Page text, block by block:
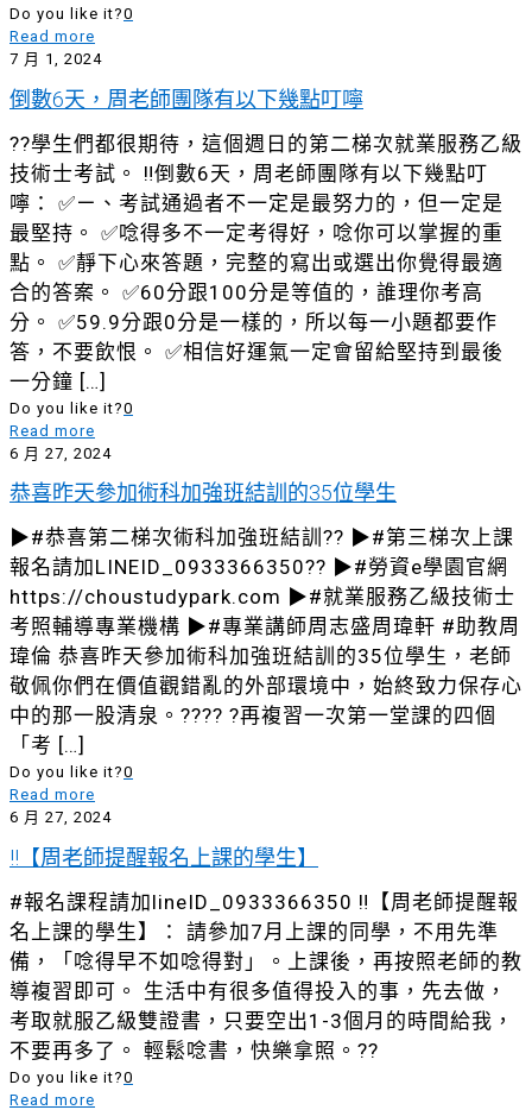
Do you like it?0
Read more
7 月 1, 2024
倒數6天，周老師團隊有以下幾點叮嚀
??學生們都很期待，這個週日的第二梯次就業服務乙級
技術士考試。 ‼️倒數6天，周老師團隊有以下幾點叮
嚀： ✅ㄧ、考試通過者不一定是最努力的，但一定是
最堅持。 ✅唸得多不一定考得好，唸你可以掌握的重
點。 ✅靜下心來答題，完整的寫出或選出你覺得最適
合的答案。 ✅60分跟100分是等值的，誰理你考高
分。 ✅59.9分跟0分是一樣的，所以每一小題都要作
答，不要飲恨。 ✅相信好運氣一定會留給堅持到最後
一分鐘 […]
Do you like it?0
Read more
6 月 27, 2024
恭喜昨天參加術科加強班結訓的35位學生
▶#恭喜第二梯次術科加強班結訓?? ▶#第三梯次上課
報名請加LINEID_0933366350?? ▶#勞資e學園官網
https://choustudypark.com ▶#就業服務乙級技術士
考照輔導專業機構 ▶#專業講師周志盛周瑋軒 #助教周
瑋倫 恭喜昨天參加術科加強班結訓的35位學生，老師
敬佩你們在價值觀錯亂的外部環境中，始終致力保存心
中的那一股清泉。???? ?再複習一次第一堂課的四個
「考 […]
Do you like it?0
Read more
6 月 27, 2024
‼️【周老師提醒報名上課的學生】
#報名課程請加lineID_0933366350 ‼️【周老師提醒報
名上課的學生】： 請參加7月上課的同學，不用先準
備，「唸得早不如唸得對」。上課後，再按照老師的教
導複習即可。 生活中有很多值得投入的事，先去做，
考取就服乙級雙證書，只要空出1-3個月的時間給我，
不要再多了。 輕鬆唸書，快樂拿照。??
Do you like it?0
Read more